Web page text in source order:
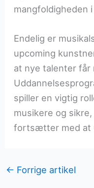
mangfoldigheden
Endelig er
upcoming
at nye talenter får
spiller en vigtig
musikere og
fortsætter med at
← Forrige artikel